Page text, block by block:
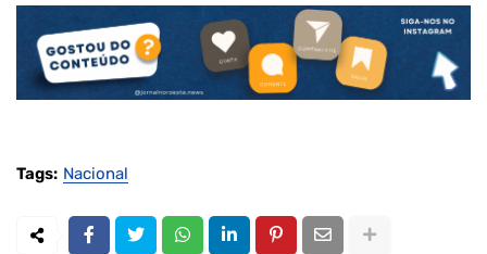
Tags: Nacional